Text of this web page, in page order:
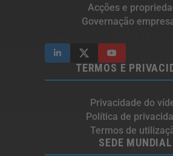
Acções e
Governação
TERMOS E
Privacidade do
Política de
Termos de
SEDE MUNDIAL